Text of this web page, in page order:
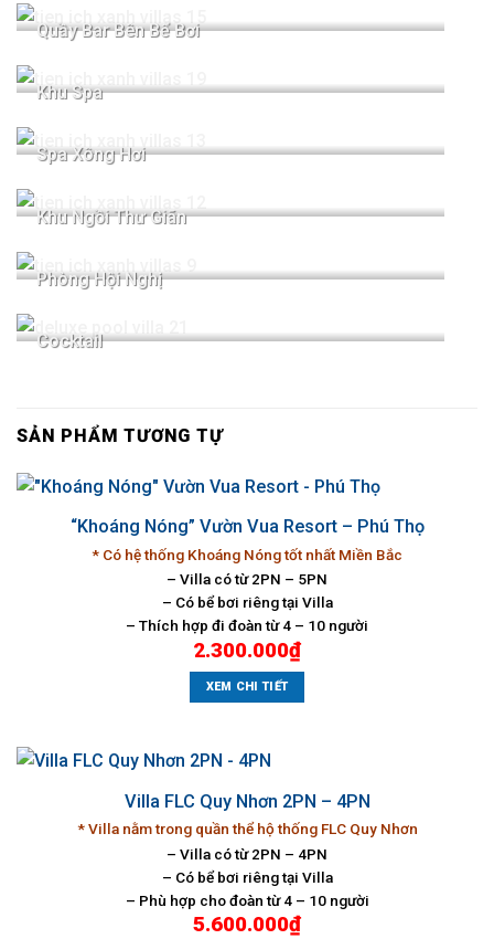
Quầy Bar Bên Bể Bơi
Khu Spa
Spa Xông Hơi
Khu Ngồi Thư Giãn
Phòng Hội Nghị
Cocktail
SẢN PHẨM TƯƠNG TỰ
“Khoáng Nóng” Vườn Vua Resort – Phú Thọ
* Có hệ thống Khoáng Nóng tốt nhất Miền Bắc
– Villa có từ 2PN – 5PN
– Có bể bơi riêng tại Villa
– Thích hợp đi đoàn từ 4 – 10 người
2.300.000₫
XEM CHI TIẾT
Villa FLC Quy Nhơn 2PN – 4PN
* Villa nằm trong quần thể hộ thống FLC Quy Nhơn
– Villa có từ 2PN – 4PN
– Có bể bơi riêng tại Villa
– Phù hợp cho đoàn từ 4 – 10 người
5.600.000₫